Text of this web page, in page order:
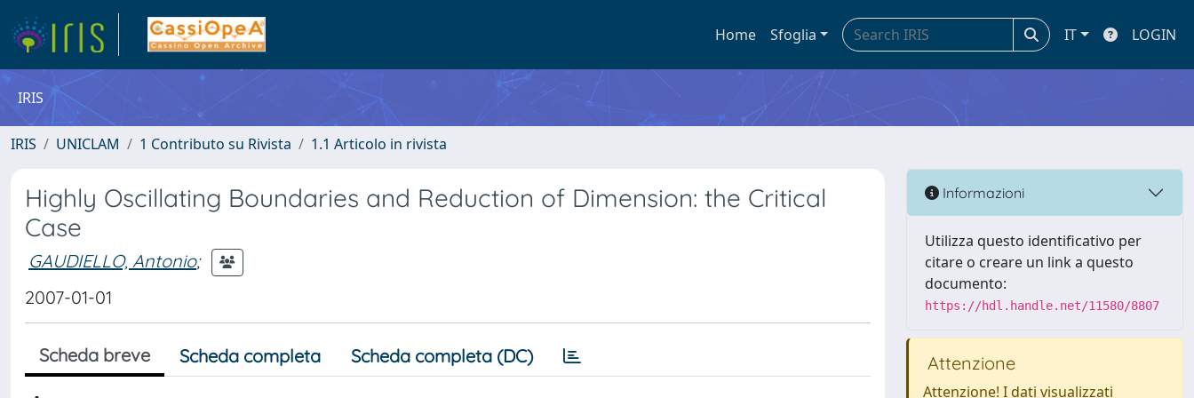
Home Sfoglia IT LOGIN
IRIS
IRIS UNICLAM 1 Contributo su Rivista 1.1 Articolo in rivista
Highly Oscillating Boundaries and Reduction of Dimension: the Critical
Case
GAUDIELLO, Antonio;
2007-01-01
Scheda breve Scheda completa Scheda completa (DC)
Informazioni
Utilizza questo identificativo per
citare o creare un link a questo
documento:
https://hdl.handle.net/11580/8807
Attenzione
Attenzione! I dati visualizzati